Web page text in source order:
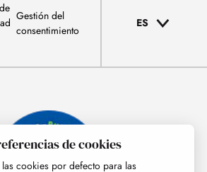
Gestión del
consentimiento
ES
de cookies
cookies por defecto para las